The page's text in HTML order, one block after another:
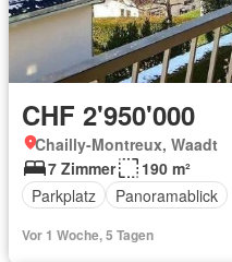
CHF 2'950'000
Chailly-Montreux, Waadt
7 Zimmer
190 m²
Parkplatz
Panoramablick
Vor 1 Woche, 5 Tagen